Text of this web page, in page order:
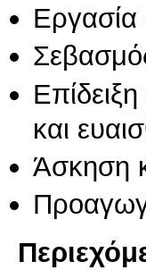
Εργασία
και
Άσκηση